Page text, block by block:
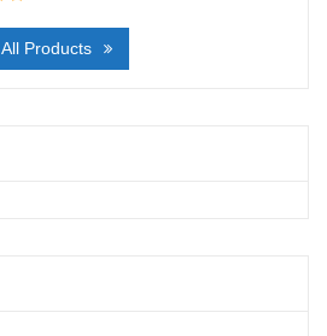
All Products